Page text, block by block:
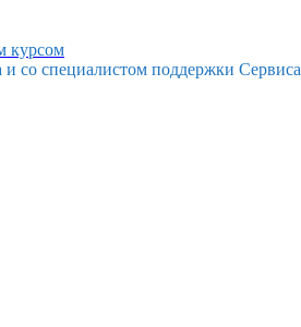
курсом
и со специалистом поддержки Сервиса